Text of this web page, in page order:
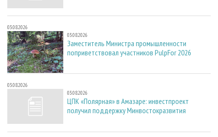
03.08.2026
03.08.2026
Заместитель Министра промышленности
поприветствовал участников PulpFor 2026
03.08.2026
03.08.2026
ЦПК «Полярная» в Амазаре: инвестпроект
получил поддержку Минвостокразвития